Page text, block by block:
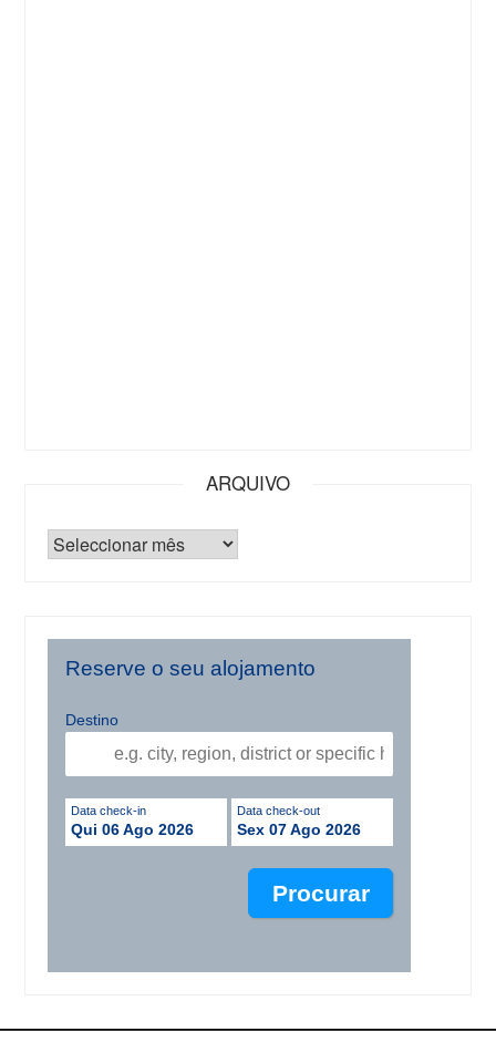
ARQUIVO
Reserve o seu alojamento
Destino
Data check-in
Qui 06 Ago 2026
Data check-out
Sex 07 Ago 2026